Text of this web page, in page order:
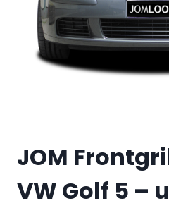
JOM
VW Golf 5 –